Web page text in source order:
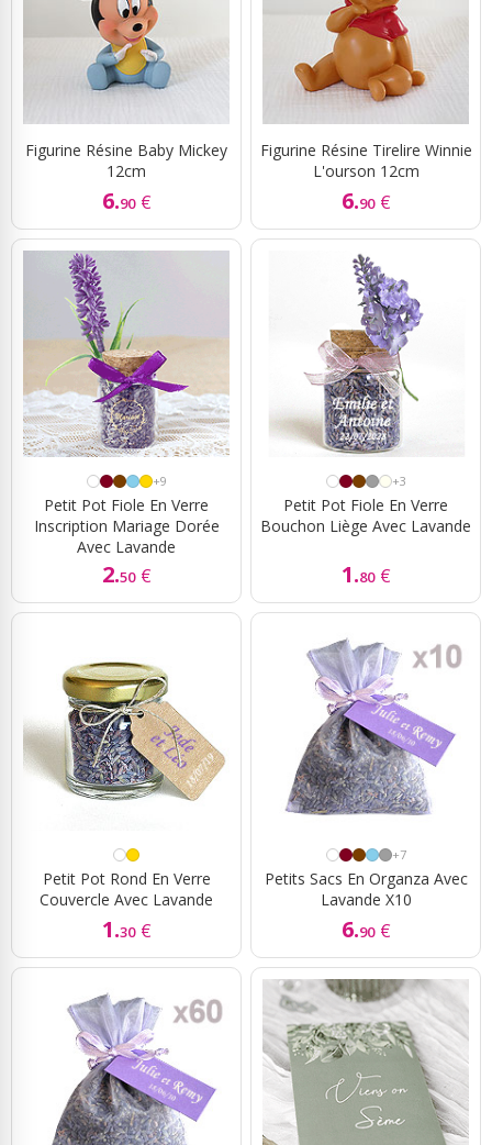
Figurine Résine Baby Mickey
12cm
6.90 €
Figurine Résine Tirelire Winnie
L'ourson 12cm
6.90 €
+9
Petit Pot Fiole En Verre
Inscription Mariage Dorée
Avec Lavande
2.50 €
+3
Petit Pot Fiole En Verre
Bouchon Liège Avec Lavande
1.80 €
Petit Pot Rond En Verre
Couvercle Avec Lavande
1.30 €
+7
Petits Sacs En Organza Avec
Lavande X10
6.90 €